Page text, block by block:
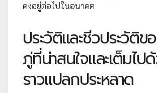
คงอยู่ต่อไปในอนาคต
ประวัติและชีวประวัติ
ภู่ที่น่าสนใจและเต็มไป
ราวแปลกประหลาด